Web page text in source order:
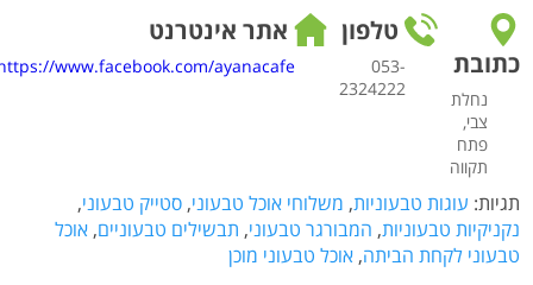
כתובת
נחלת
צבי,
פתח
תקווה
טלפון
053-
2324222
אתר אינטרנט
www.facebook.com/ayanacafe
תגיות: עוגות טבעוניות, משלוחי אוכל טבעוני, סטייק טבעוני,
נקניקיות טבעוניות, המבורגר טבעוני, תבשילים טבעוניים, אוכל
טבעוני לקחת הביתה, אוכל טבעוני מוכן